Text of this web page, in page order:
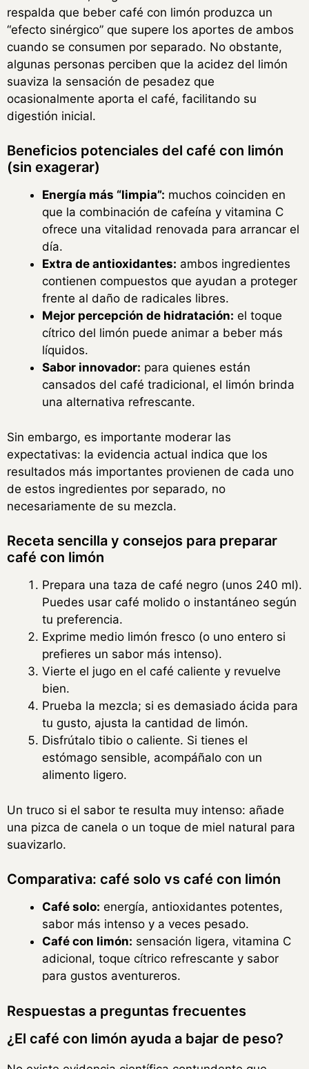
respalda que beber café con limón produzca un
“efecto sinérgico” que supere los aportes de ambos
cuando se consumen por separado. No obstante,
algunas personas perciben que la acidez del limón
suaviza la sensación de pesadez que
ocasionalmente aporta el café, facilitando su
digestión inicial.
Beneficios potenciales del café con limón
(sin exagerar)
Energía más “limpia”: muchos coinciden en
que la combinación de cafeína y vitamina C
ofrece una vitalidad renovada para arrancar el
día.
Extra de antioxidantes: ambos ingredientes
contienen compuestos que ayudan a proteger
frente al daño de radicales libres.
Mejor percepción de hidratación: el toque
cítrico del limón puede animar a beber más
líquidos.
Sabor innovador: para quienes están
cansados del café tradicional, el limón brinda
una alternativa refrescante.
Sin embargo, es importante moderar las
expectativas: la evidencia actual indica que los
resultados más importantes provienen de cada uno
de estos ingredientes por separado, no
necesariamente de su mezcla.
Receta sencilla y consejos para preparar
café con limón
Prepara una taza de café negro (unos 240 ml).
Puedes usar café molido o instantáneo según
tu preferencia.
Exprime medio limón fresco (o uno entero si
prefieres un sabor más intenso).
Vierte el jugo en el café caliente y revuelve
bien.
Prueba la mezcla; si es demasiado ácida para
tu gusto, ajusta la cantidad de limón.
Disfrútalo tibio o caliente. Si tienes el
estómago sensible, acompáñalo con un
alimento ligero.
Un truco si el sabor te resulta muy intenso: añade
una pizca de canela o un toque de miel natural para
suavizarlo.
Comparativa: café solo vs café con limón
Café solo: energía, antioxidantes potentes,
sabor más intenso y a veces pesado.
Café con limón: sensación ligera, vitamina C
adicional, toque cítrico refrescante y sabor
para gustos aventureros.
Respuestas a preguntas frecuentes
¿El café con limón ayuda a bajar de peso?